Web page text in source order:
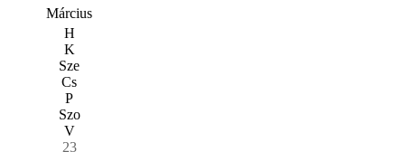
Március
H
K
Sze
Cs
P
Szo
V
23